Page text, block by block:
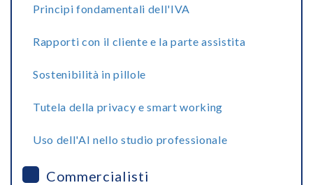
Principi fondamentali dell'IVA
Rapporti con il cliente e la parte assistita
Sostenibilità in pillole
Tutela della privacy e smart working
Uso dell'AI nello studio professionale
Commercialisti